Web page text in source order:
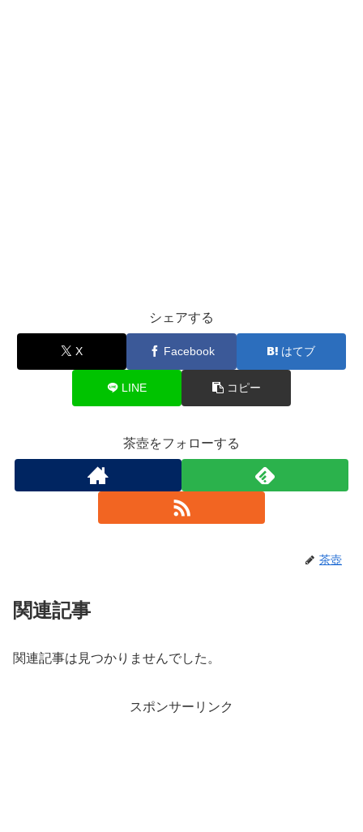
シェアする
X Facebook はてブ
LINE コピー
茶壺をフォローする
茶壺
関連記事
関連記事は見つかりませんでした。
スポンサーリンク